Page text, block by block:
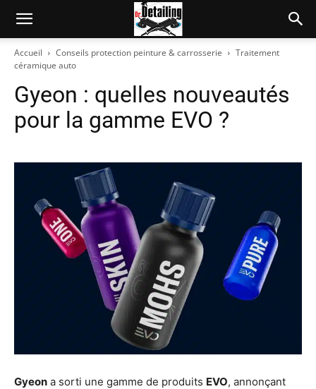
Accueil Conseils protection peinture & carrosserie
Traitement
céramique auto
Gyeon : quelles nouveautés
pour la gamme EVO ?
Gyeon a sorti une gamme de produits EVO, annonçant